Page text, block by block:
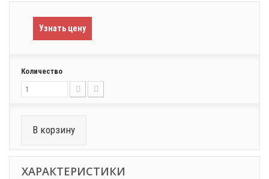
Узнать цену
Количество
В корзину
ХАРАКТЕРИСТИКИ